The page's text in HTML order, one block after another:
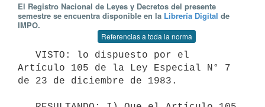
El Registro Nacional de Leyes y Decretos del presente
semestre se encuentra disponible en la Librería Digital de
IMPO.
Referencias a toda la norma
Artículo 105 de la Ley Especial N° 7
de 23 de diciembre de 1983.